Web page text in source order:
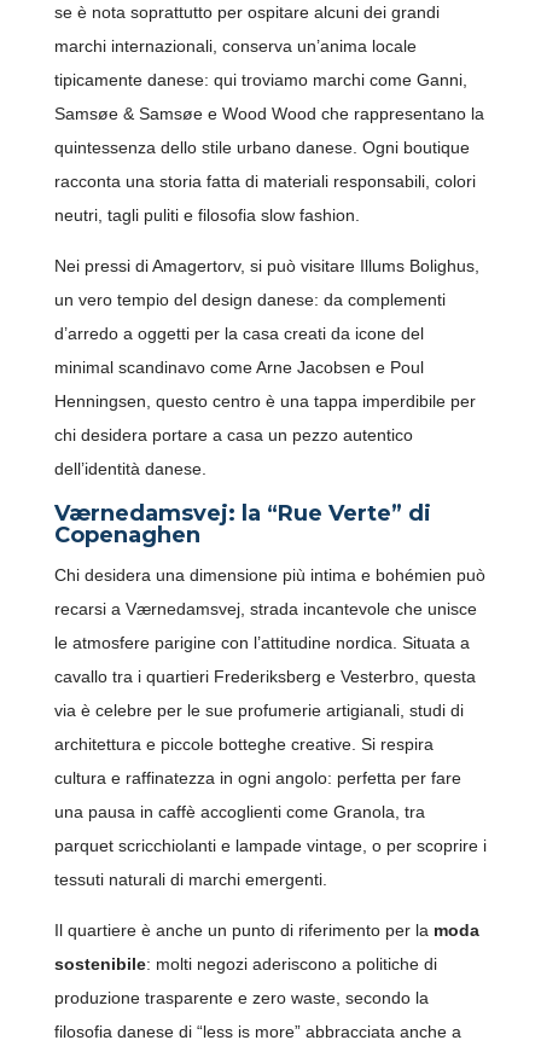
se è nota soprattutto per ospitare alcuni dei grandi
marchi internazionali, conserva un’anima locale
tipicamente danese: qui troviamo marchi come Ganni,
Samsøe & Samsøe e Wood Wood che rappresentano la
quintessenza dello stile urbano danese. Ogni boutique
racconta una storia fatta di materiali responsabili, colori
neutri, tagli puliti e filosofia slow fashion.
Nei pressi di Amagertorv, si può visitare Illums Bolighus,
un vero tempio del design danese: da complementi
d’arredo a oggetti per la casa creati da icone del
minimal scandinavo come Arne Jacobsen e Poul
Henningsen, questo centro è una tappa imperdibile per
chi desidera portare a casa un pezzo autentico
dell’identità danese.
Værnedamsvej: la “Rue Verte” di
Copenaghen
Chi desidera una dimensione più intima e bohémien può
recarsi a Værnedamsvej, strada incantevole che unisce
le atmosfere parigine con l’attitudine nordica. Situata a
cavallo tra i quartieri Frederiksberg e Vesterbro, questa
via è celebre per le sue profumerie artigianali, studi di
architettura e piccole botteghe creative. Si respira
cultura e raffinatezza in ogni angolo: perfetta per fare
una pausa in caffè accoglienti come Granola, tra
parquet scricchiolanti e lampade vintage, o per scoprire i
tessuti naturali di marchi emergenti.
Il quartiere è anche un punto di riferimento per la moda
sostenibile: molti negozi aderiscono a politiche di
produzione trasparente e zero waste, secondo la
filosofia danese di “less is more” abbracciata anche a